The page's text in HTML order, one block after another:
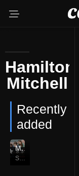
Hamilton
Mitchell
Recently
added
8.5Manual de supervivencia escolar de Ned